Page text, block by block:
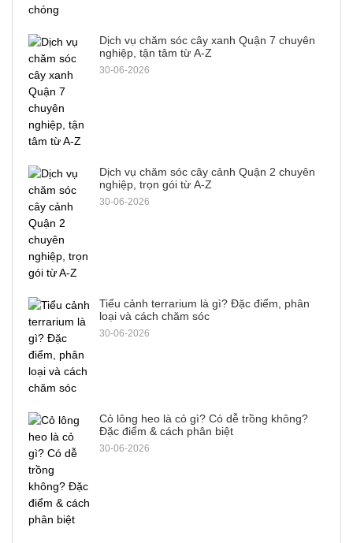
Dịch vụ chăm sóc cây xanh Quận 7 chuyên
nghiệp, tận tâm từ A-Z
30-06-2026
Dịch vụ chăm sóc cây cảnh Quận 2 chuyên
nghiệp, trọn gói từ A-Z
30-06-2026
Tiểu cảnh terrarium là gì? Đặc điểm, phân
loại và cách chăm sóc
30-06-2026
Cỏ lông heo là cỏ gì? Có dễ trồng không?
Đặc điểm & cách phân biệt
30-06-2026